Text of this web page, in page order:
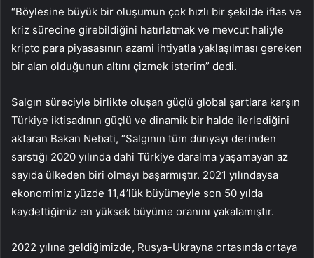
“Böylesine büyük bir oluşumun çok hızlı bir şekilde iflas ve
kriz sürecine girebildiğini hatırlatmak ve mevcut haliyle
kripto para piyasasının azami ihtiyatla yaklaşılması gereken
bir alan olduğunun altını çizmek isterim” dedi.
Salgın süreciyle birlikte oluşan güçlü global şartlara karşın
Türkiye iktisadının güçlü ve dinamik bir halde ilerlediğini
aktaran Bakan Nebati, “Salgının tüm dünyayı derinden
sarstığı 2020 yılında dahi Türkiye daralma yaşamayan az
sayıda ülkeden biri olmayı başarmıştır. 2021 yılındaysa
ekonomimiz yüzde 11,4’lük büyümeyle son 50 yılda
kaydettiğimiz en yüksek büyüme oranını yakalamıştır.
2022 yılına geldiğimizde, Rusya-Ukrayna ortasında ortaya